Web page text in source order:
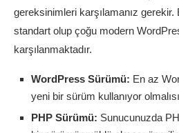
gereksinimleri karşılamanız
standart olup çoğu modern
karşılanmaktadır.
WordPress Sürümü: En az
yeni bir sürüm kullanıyor
PHP Sürümü: Sunucunuzda